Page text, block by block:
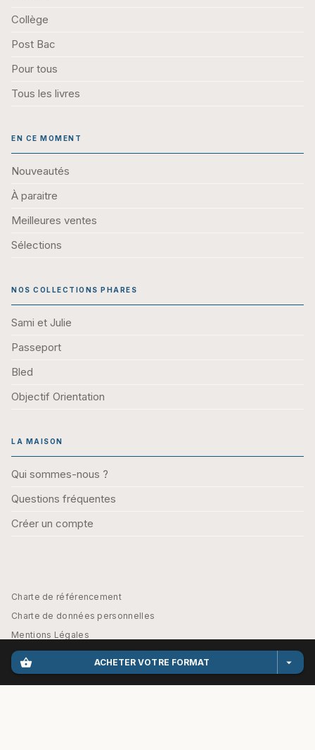
shopping_basket ACHETER VOTRE FORMAT arrow_drop_down
Collège
Post Bac
Pour tous
Tous les livres
EN CE MOMENT
Nouveautés
À paraitre
Meilleures ventes
Sélections
NOS COLLECTIONS PHARES
Sami et Julie
Passeport
Bled
Objectif Orientation
LA MAISON
Qui sommes-nous ?
Questions fréquentes
Créer un compte
Charte de référencement
Charte de données personnelles
Mentions Légales
Engagement durable
CGU